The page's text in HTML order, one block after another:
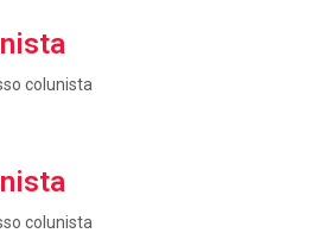
colunista
colunista